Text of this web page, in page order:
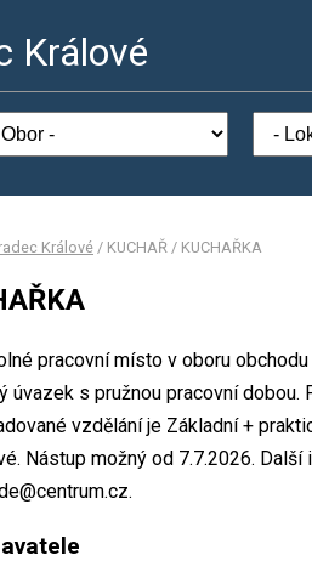
Králové
Králové / KUCHAŘ / KUCHAŘKA
pracovní místo v oboru
úvazek s pružnou pracovní
vzdělání je Základní +
Nástup možný od 7.7.2026.